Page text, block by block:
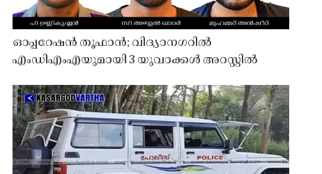
ഓപ്പറേഷൻ തൂഫാൻ; വിദ്യാനഗറിൽ
എംഡിഎംഎയുമായി 3 യുവാക്കൾ അറസ്റ്റിൽ